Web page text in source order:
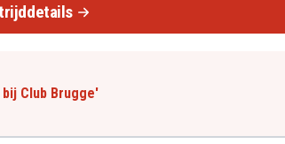
Club Brugge'